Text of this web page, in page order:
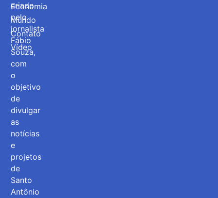
criado
pelo
jornalista
Fábio
Souza,
com
o
objetivo
de
divulgar
as
notícias
e
projetos
de
Santo
Antônio
Economia
Mundo
Contato
Vídeo